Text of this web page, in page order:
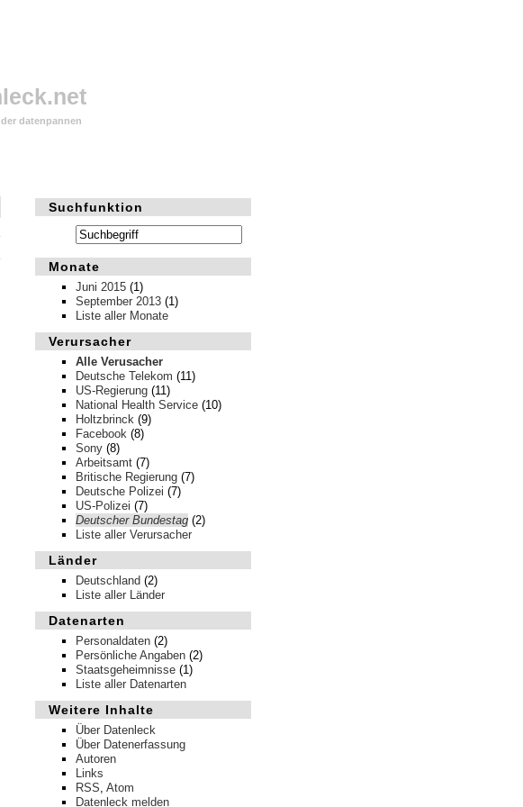
datenpannen
Suchfunktion
Monate
Juni 2015 (1)
September 2013 (1)
Liste aller Monate
Verursacher
Alle Verusacher
Deutsche Telekom (11)
US-Regierung (11)
National Health Service (10)
Holtzbrinck (9)
Facebook (8)
Sony (8)
Arbeitsamt (7)
Britische Regierung (7)
Deutsche Polizei (7)
US-Polizei (7)
Deutscher Bundestag (2)
Liste aller Verursacher
Länder
Deutschland (2)
Liste aller Länder
Datenarten
Personaldaten (2)
Persönliche Angaben (2)
Staatsgeheimnisse (1)
Liste aller Datenarten
Weitere Inhalte
Über Datenleck
Über Datenerfassung
Autoren
Links
RSS, Atom
Datenleck melden